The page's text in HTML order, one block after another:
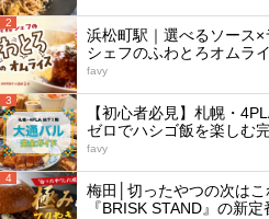
2
浜松町駅｜選べるソース
シェフのふわとろオムラ
favy
3
【初心者必見】札幌・
ゼロでハシゴ飯を楽しむ
favy
4
梅田│切ったやつの次は
『BRISK STAND』の新定